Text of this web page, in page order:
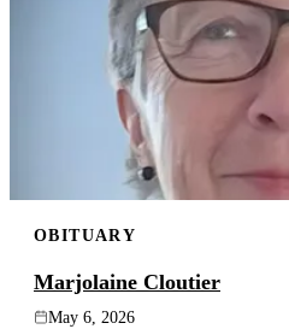
OBITUARY
Marjolaine Cloutier
May 6, 2026